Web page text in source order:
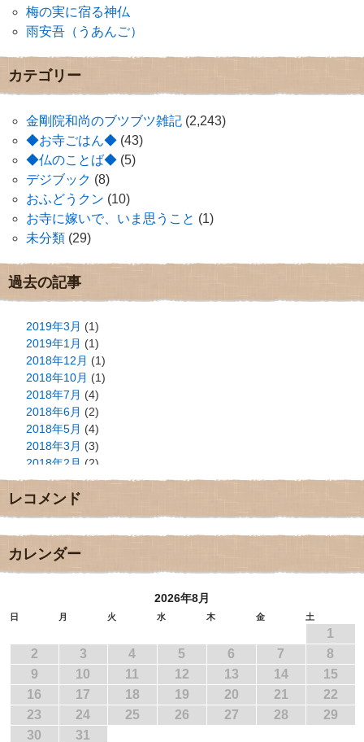
梅の実に宿る神仏
雨安吾（うあんご）
カテゴリー
金剛院和尚のブツブツ雑記 (2,243)
◆お寺ごはん◆ (43)
◆仏のことば◆ (5)
デジブック (8)
おふどうクン (10)
お寺に嫁いで、いま思うこと (1)
未分類 (29)
過去の記事
2019年3月 (1)
2019年1月 (1)
2018年12月 (1)
2018年10月 (1)
2018年7月 (4)
2018年6月 (2)
2018年5月 (4)
2018年3月 (3)
2018年2月 (2)
2018年1月(2)
2017年12月
2017年11月(3)
2017年9月
2017年8月
2017年5月
2017年3月(1)
2017年2月(1)
2017年1月(2)
2016年12月(4)
2016年11月(3)
2016年10月(1)
レコメンド
カレンダー
2026年8月
日 月 火 水 木 金 土
1
2
3 4 5 6 7
8
9
10 11 12 13 14
15
16
17 18 19 20 21
22
23
24 25 26 27 28
29
30
31